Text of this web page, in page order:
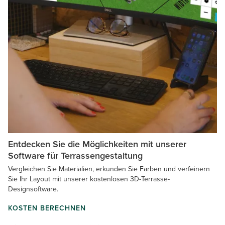
Entdecken Sie die Möglichkeiten mit unserer
Software für Terrassengestaltung
Vergleichen Sie Materialien, erkunden Sie Farben und verfeinern
Sie Ihr Layout mit unserer kostenlosen 3D-Terrasse-
Designsoftware.
KOSTEN BERECHNEN